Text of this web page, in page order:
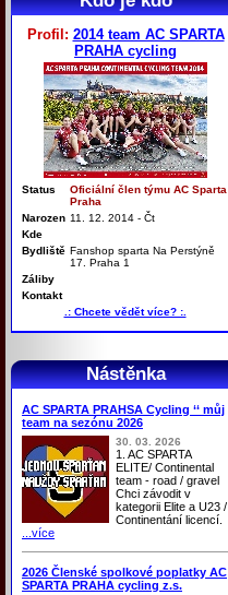
Profil: 2014 team AC SPARTA
PRAHA cycling
Status
Oficiální člen týmu AC Sparta
Praha
Narozen 11. 12. 2014 - Čt
Kde
Bydliště Fanshop sparta Na Perstýně
17. Praha 1
Záliby
Kontakt
.: Chcete vědět více? :.
Nástěnka
AC SPARTA PRAHSA Cycling ‘‘ můj
team na sezónu 2026
30. 03. 2026
1. AC SPARTA
ELITE/ Continental
team - road / gravel
Chci závodit v
kategorii Elite a U23 /
Continentání licencí.
...více
2026 Členské spolkové poplatky AC
SPARTA PRAHA cycling z.s.